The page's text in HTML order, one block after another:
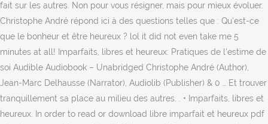
fait sur les autres. Non pour vous résigner, mais pour mieux évoluer.
Christophe André répond ici à des questions telles que : Qu'est-ce
que le bonheur et être heureux ? lol it did not even take me 5
minutes at all! Imparfaits, libres et heureux: Pratiques de l'estime de
soi Audible Audiobook – Unabridged Christophe André (Author),
Jean-Marc Delhausse (Narrator), Audiolib (Publisher) & 0 … Et trouver
tranquillement sa place au milieu des autres. . • Imparfaits, libres et
heureux. In order to read or download libre imparfait et heureux pdf